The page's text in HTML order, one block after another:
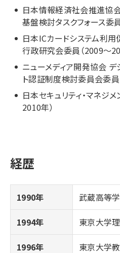
日本情報経済社会推進協
基盤検討タスクフォース委
日本ICカードシステム利用
行政研究会委員（2009～
ニューメディア開発協会
ト認証制度検討委員会委員
日本セキュリティ・マネジ
2010年）
経歴
1990年 武蔵高等
1994年 東京大学
1996年
東京大学